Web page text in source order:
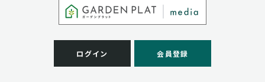
弊社は事業運営上、お客様により良いサービスを提供す
るために業務の一部を外部に委託しており、業務委託先
客様には、貴殿の個人情報の利用目的の通知、開示、訂
ログイン 会員登録